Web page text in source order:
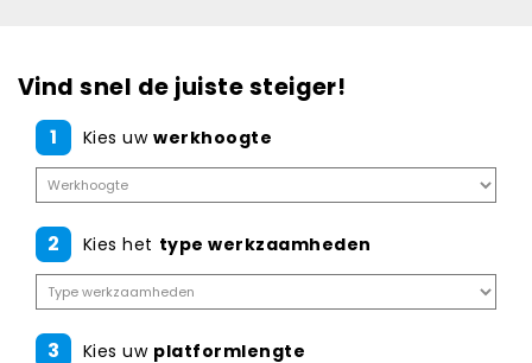
Vind snel de juiste steiger!
1 Kies uw werkhoogte
2 Kies het type werkzaamheden
3 Kies uw platformlengte